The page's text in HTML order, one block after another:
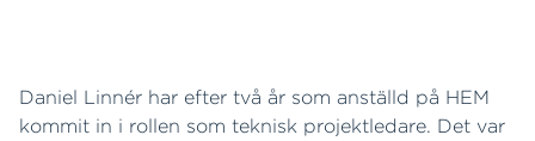
Daniel Linnér har efter två år som anställd på HEM
kommit in i rollen som teknisk projektledare. Det var